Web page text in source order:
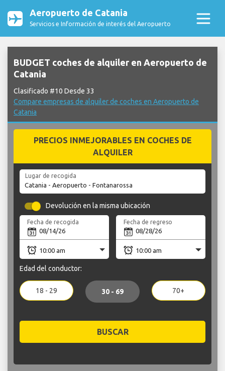
Aeropuerto de Catania
Servicios e Información de interés del Aeropuerto
BUDGET coches de alquiler en Aeropuerto de
Catania
Clasificado #10 Desde 33
Compare empresas de alquiler de coches en Aeropuerto de
Catania
PRECIOS INMEJORABLES EN COCHES DE
ALQUILER
Lugar de recogida
Devolución en la misma ubicación
Fecha de recogida Fecha de regreso
Edad del conductor:
18 - 29 30 - 69 70+
BUSCAR